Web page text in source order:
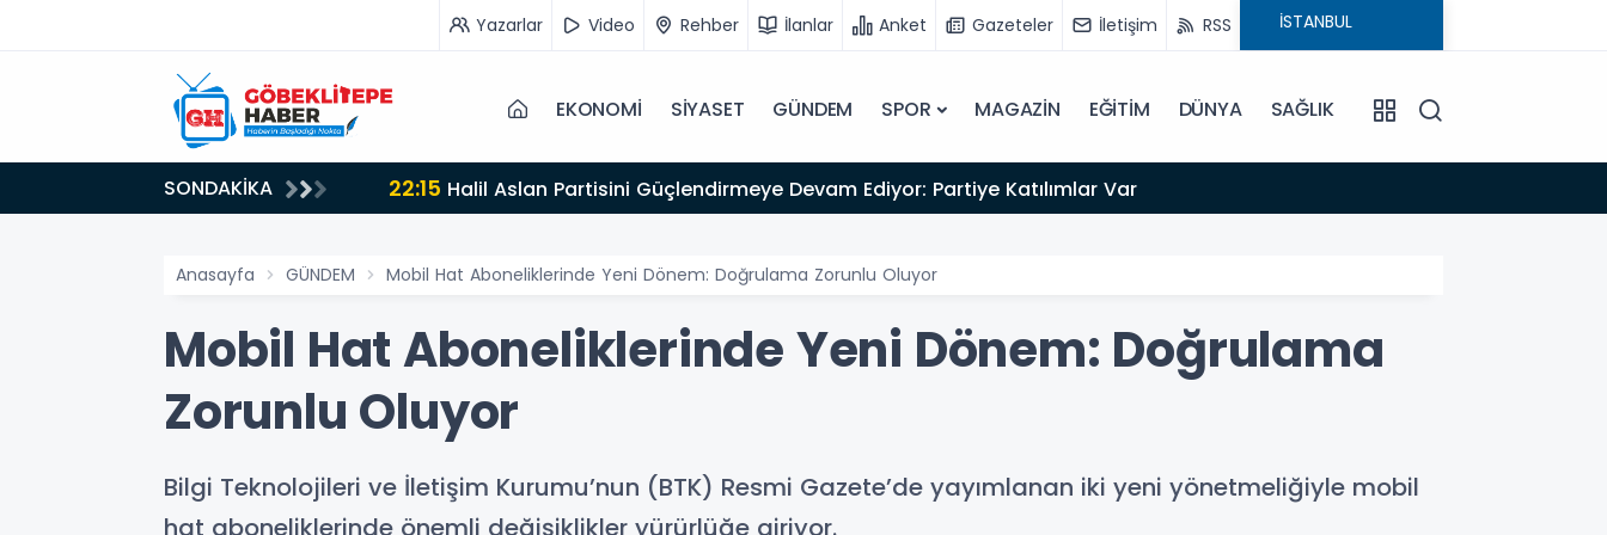
Yazarlar Video Rehber İlanlar Anket Gazeteler İletişim RSS
EKONOMİ SİYASET GÜNDEM SPOR MAGAZİN EĞİTİM DÜNYA SAĞLIK
SONDAKİKA
Danışmanlığı 22:15 Halil Aslan Partisini Güçlendirmeye Devam Ediyor: Partiye Katılımlar Var
Anasayfa GÜNDEM Mobil Hat Aboneliklerinde Yeni Dönem: Doğrulama Zorunlu Oluyor
Mobil Hat Aboneliklerinde Yeni Dönem: Doğrulama
Zorunlu Oluyor
Bilgi Teknolojileri ve İletişim Kurumu’nun (BTK) Resmi Gazete’de yayımlanan iki yeni yönetmeliğiyle mobil
hat aboneliklerinde önemli değişiklikler yürürlüğe giriyor.